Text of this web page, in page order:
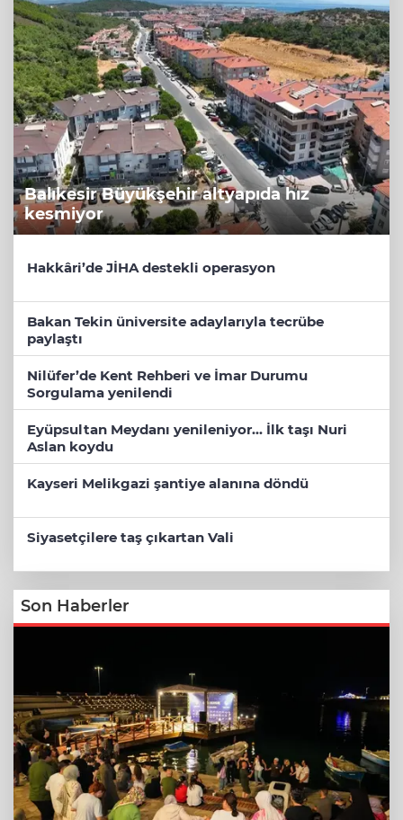
Balıkesir Büyükşehir altyapıda hız
kesmiyor
Hakkâri’de JİHA destekli operasyon
Bakan Tekin üniversite adaylarıyla tecrübe
paylaştı
Nilüfer’de Kent Rehberi ve İmar Durumu
Sorgulama yenilendi
Eyüpsultan Meydanı yenileniyor... İlk taşı Nuri
Aslan koydu
Kayseri Melikgazi şantiye alanına döndü
Siyasetçilere taş çıkartan Vali
Son Haberler